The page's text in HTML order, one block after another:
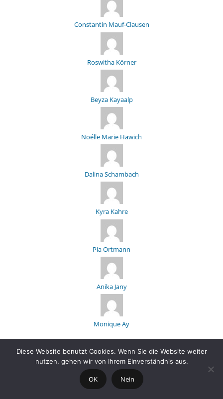
Constantin Mauf-Clausen
Roswitha Körner
Beyza Kayaalp
Noélle Marie Hawich
Dalina Schambach
Kyra Kahre
Pia Ortmann
Anika Jany
Monique Ay
Diese Website benutzt Cookies. Wenn Sie die Website weiter
nutzen, gehen wir von Ihrem Einverständnis aus.
OK Nein